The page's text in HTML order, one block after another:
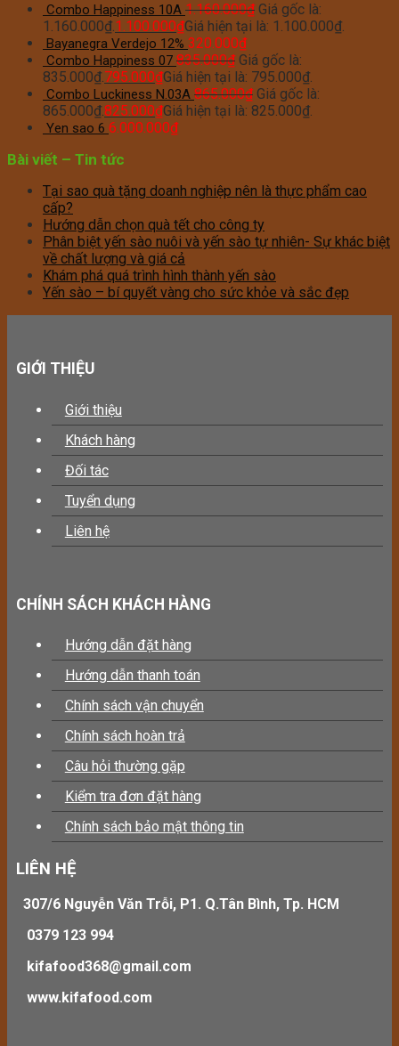
Combo Happiness 10A 1.160.000₫ Giá gốc là:
1.160.000₫.1.100.000₫Giá hiện tại là: 1.100.000₫.
Bayanegra Verdejo 12% 320.000₫
Combo Happiness 07 835.000₫ Giá gốc là:
835.000₫.795.000₫Giá hiện tại là: 795.000₫.
Combo Luckiness N.03A 865.000₫ Giá gốc là:
865.000₫.825.000₫Giá hiện tại là: 825.000₫.
Yen sao 6 6.000.000₫
Bài viết – Tin tức
Tại sao quà tặng doanh nghiệp nên là thực phẩm cao
cấp?
Hướng dẫn chọn quà tết cho công ty
Phân biệt yến sào nuôi và yến sào tự nhiên- Sự khác biệt
về chất lượng và giá cả
Khám phá quá trình hình thành yến sào
Yến sào – bí quyết vàng cho sức khỏe và sắc đẹp
GIỚI THIỆU
Giới thiệu
Khách hàng
Đối tác
Tuyển dụng
Liên hệ
CHÍNH SÁCH KHÁCH HÀNG
Hướng dẫn đặt hàng
Hướng dẫn thanh toán
Chính sách vận chuyển
Chính sách hoàn trả
Câu hỏi thường gặp
Kiểm tra đơn đặt hàng
Chính sách bảo mật thông tin
LIÊN HỆ
307/6 Nguyễn Văn Trỗi, P1. Q.Tân Bình, Tp. HCM
0379 123 994
kifafood368@gmail.com
www.kifafood.com